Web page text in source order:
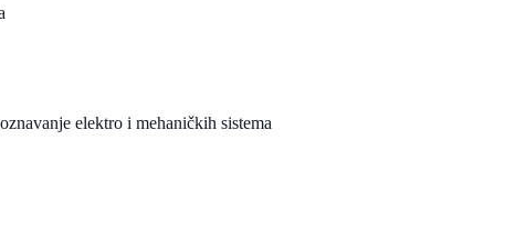
elektro i mehaničkih sistema